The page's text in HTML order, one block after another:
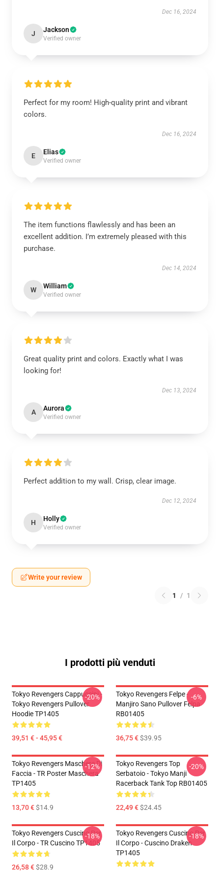
Dec 16, 2024
J Jackson
Verified owner
Perfect for my room! High-quality print and vibrant
colors.
Dec 16, 2024
E Elias
Verified owner
The item functions flawlessly and has been an
excellent addition. I’m extremely pleased with this
purchase.
Dec 14, 2024
W William
Verified owner
Great quality print and colors. Exactly what I was
looking for!
Dec 13, 2024
A Aurora
Verified owner
Perfect addition to my wall. Crisp, clear image.
Dec 12, 2024
H Holly
Verified owner
Write your review
1 / 1
I prodotti più venduti
Tokyo Revengers Cappuccini -
Tokyo Revengers Pullover
Hoodie TP1405
39,51 € - 45,95 €
-20%
Tokyo Revengers Felpe -
Manjiro Sano Pullover Felpa
RB01405
36,75 €$39.95
-6%
Tokyo Revengers Maschere Di
Faccia - TR Poster Maschera
TP1405
13,70 €$14.9
-12%
Tokyo Revengers Top
Serbatoio - Tokyo Manji
Racerback Tank Top RB01405
22,49 €$24.45
-20%
Tokyo Revengers Cuscino Per
Il Corpo - TR Cuscino TP1405
26,58 €$28.9
-18%
Tokyo Revengers Cuscino Per
Il Corpo - Cuscino Draken
TP1405
-18%